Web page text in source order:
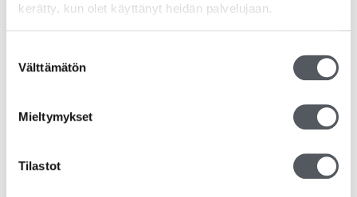
kerätty, kun olet käyttänyt heidän palvelujaan.
valinta
Välttämätön
Mieltymykset
Tilastot